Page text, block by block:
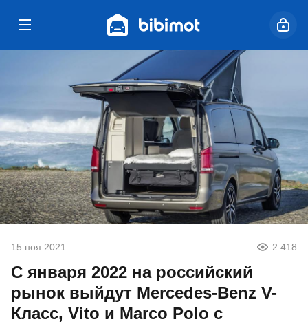
15 ноя 2021 2 418
С января 2022 на российский
рынок выйдут Mercedes-Benz V-
Класс, Vito и Marco Polo с